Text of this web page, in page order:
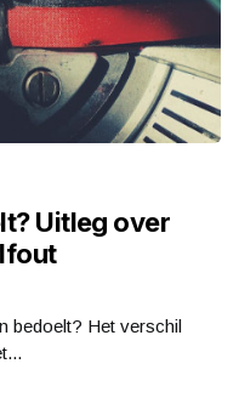
Uitleg over
bedoelt? Het verschil